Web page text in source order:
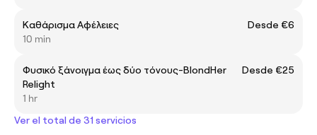
Καθάρισμα Αφέλειες
Desde €6
10 min
Φυσικό ξάνοιγμα έως δύο τόνους-BlondHer
Relight
Desde €25
1 hr
Ver el total de 31 servicios